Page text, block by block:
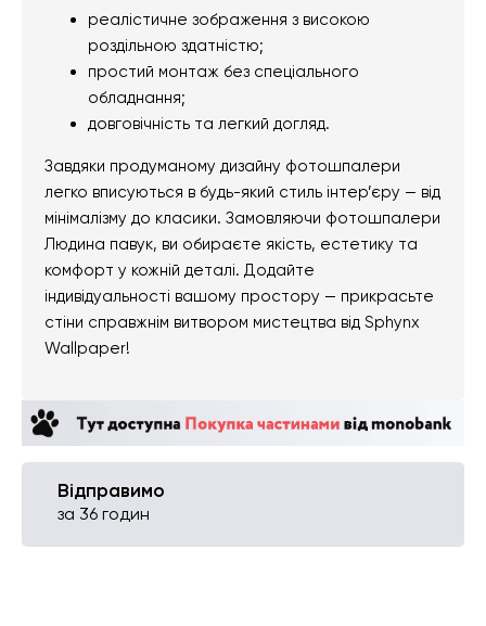
реалістичне зображення з високою
роздільною здатністю;
простий монтаж без спеціального
обладнання;
довговічність та легкий догляд.
Завдяки продуманому дизайну фотошпалери
легко вписуються в будь-який стиль інтер’єру — від
мінімалізму до класики. Замовляючи фотошпалери
Людина павук, ви обираєте якість, естетику та
комфорт у кожній деталі. Додайте
індивідуальності вашому простору — прикрасьте
стіни справжнім витвором мистецтва від Sphynx
Wallpaper!
Відправимо
за 36 годин